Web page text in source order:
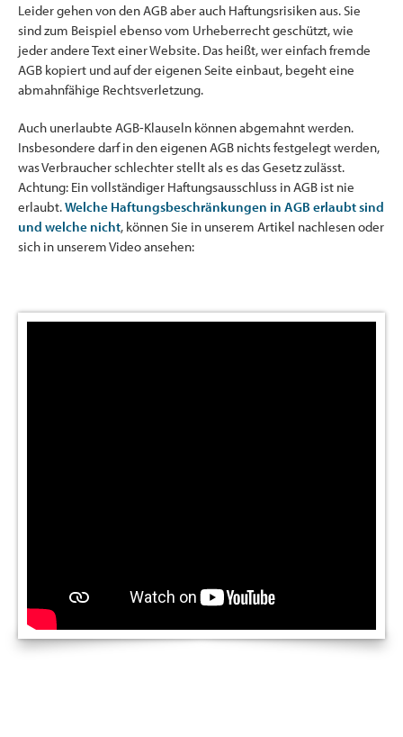
Leider gehen von den AGB aber auch Haftungsrisiken aus. Sie
sind zum Beispiel ebenso vom Urheberrecht geschützt, wie
jeder andere Text einer Website. Das heißt, wer einfach fremde
AGB kopiert und auf der eigenen Seite einbaut, begeht eine
abmahnfähige Rechtsverletzung.
Auch unerlaubte AGB-Klauseln können abgemahnt werden.
Insbesondere darf in den eigenen AGB nichts festgelegt werden,
was Verbraucher schlechter stellt als es das Gesetz zulässt.
Achtung: Ein vollständiger Haftungsausschluss in AGB ist nie
erlaubt.Welche Haftungsbeschränkungen in AGB erlaubt sind
und welche nicht, können Sie in unserem Artikel nachlesen oder
sich in unserem Video ansehen: